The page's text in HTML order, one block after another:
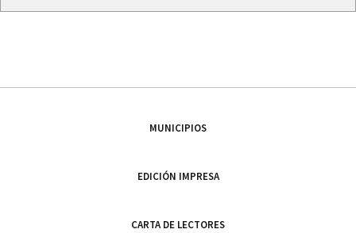
MUNICIPIOS
EDICIÓN IMPRESA
CARTA DE LECTORES